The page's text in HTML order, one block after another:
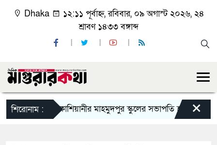
Dhaka
১২:১১ পূর্বাহ্ন, রবিবার, ০৯ অগাস্ট ২০২৬, ২৪
শ্রাবণ ১৪৩৩ বঙ্গাব্দ
শিরোনাম : কাশিয়ানীর মাহমুদপুর স্কুলের সভাপতি হলেন গোবিন্দ
×